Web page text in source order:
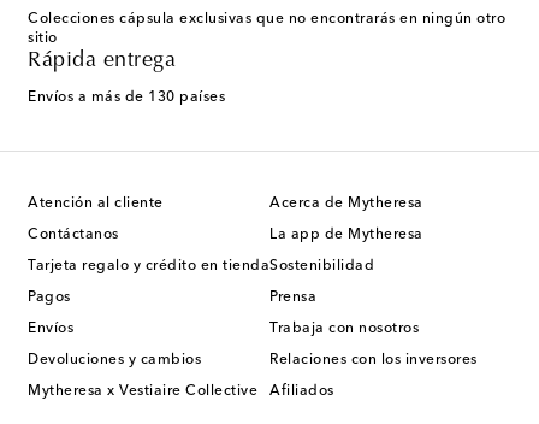
Colecciones cápsula exclusivas que no encontrarás en ningún otro
sitio
Rápida entrega
Envíos a más de 130 países
Atención al cliente
Contáctanos
Tarjeta regalo y crédito en tienda
Pagos
Envíos
Devoluciones y cambios
Mytheresa x Vestiaire Collective
Acerca de Mytheresa
La app de Mytheresa
Sostenibilidad
Prensa
Trabaja con nosotros
Relaciones con los inversores
Afiliados